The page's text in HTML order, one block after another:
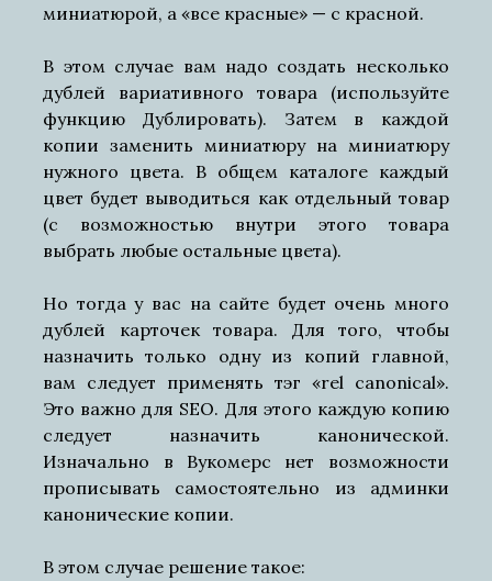
миниатюрой, а «все красные» — с красной.
В этом случае вам надо создать несколько
дублей вариативного товара (используйте
функцию Дублировать). Затем в каждой
копии заменить миниатюру на миниатюру
нужного цвета. В общем каталоге каждый
цвет будет выводиться как отдельный товар
(с возможностью внутри этого товара
выбрать любые остальные цвета).
Но тогда у вас на сайте будет очень много
дублей карточек товара. Для того, чтобы
назначить только одну из копий главной,
вам следует применять тэг «rel canonical».
Это важно для SEO. Для этого каждую копию
следует назначить канонической.
Изначально в Вукомерс нет возможности
прописывать самостоятельно из админки
канонические копии.
В этом случае решение такое: